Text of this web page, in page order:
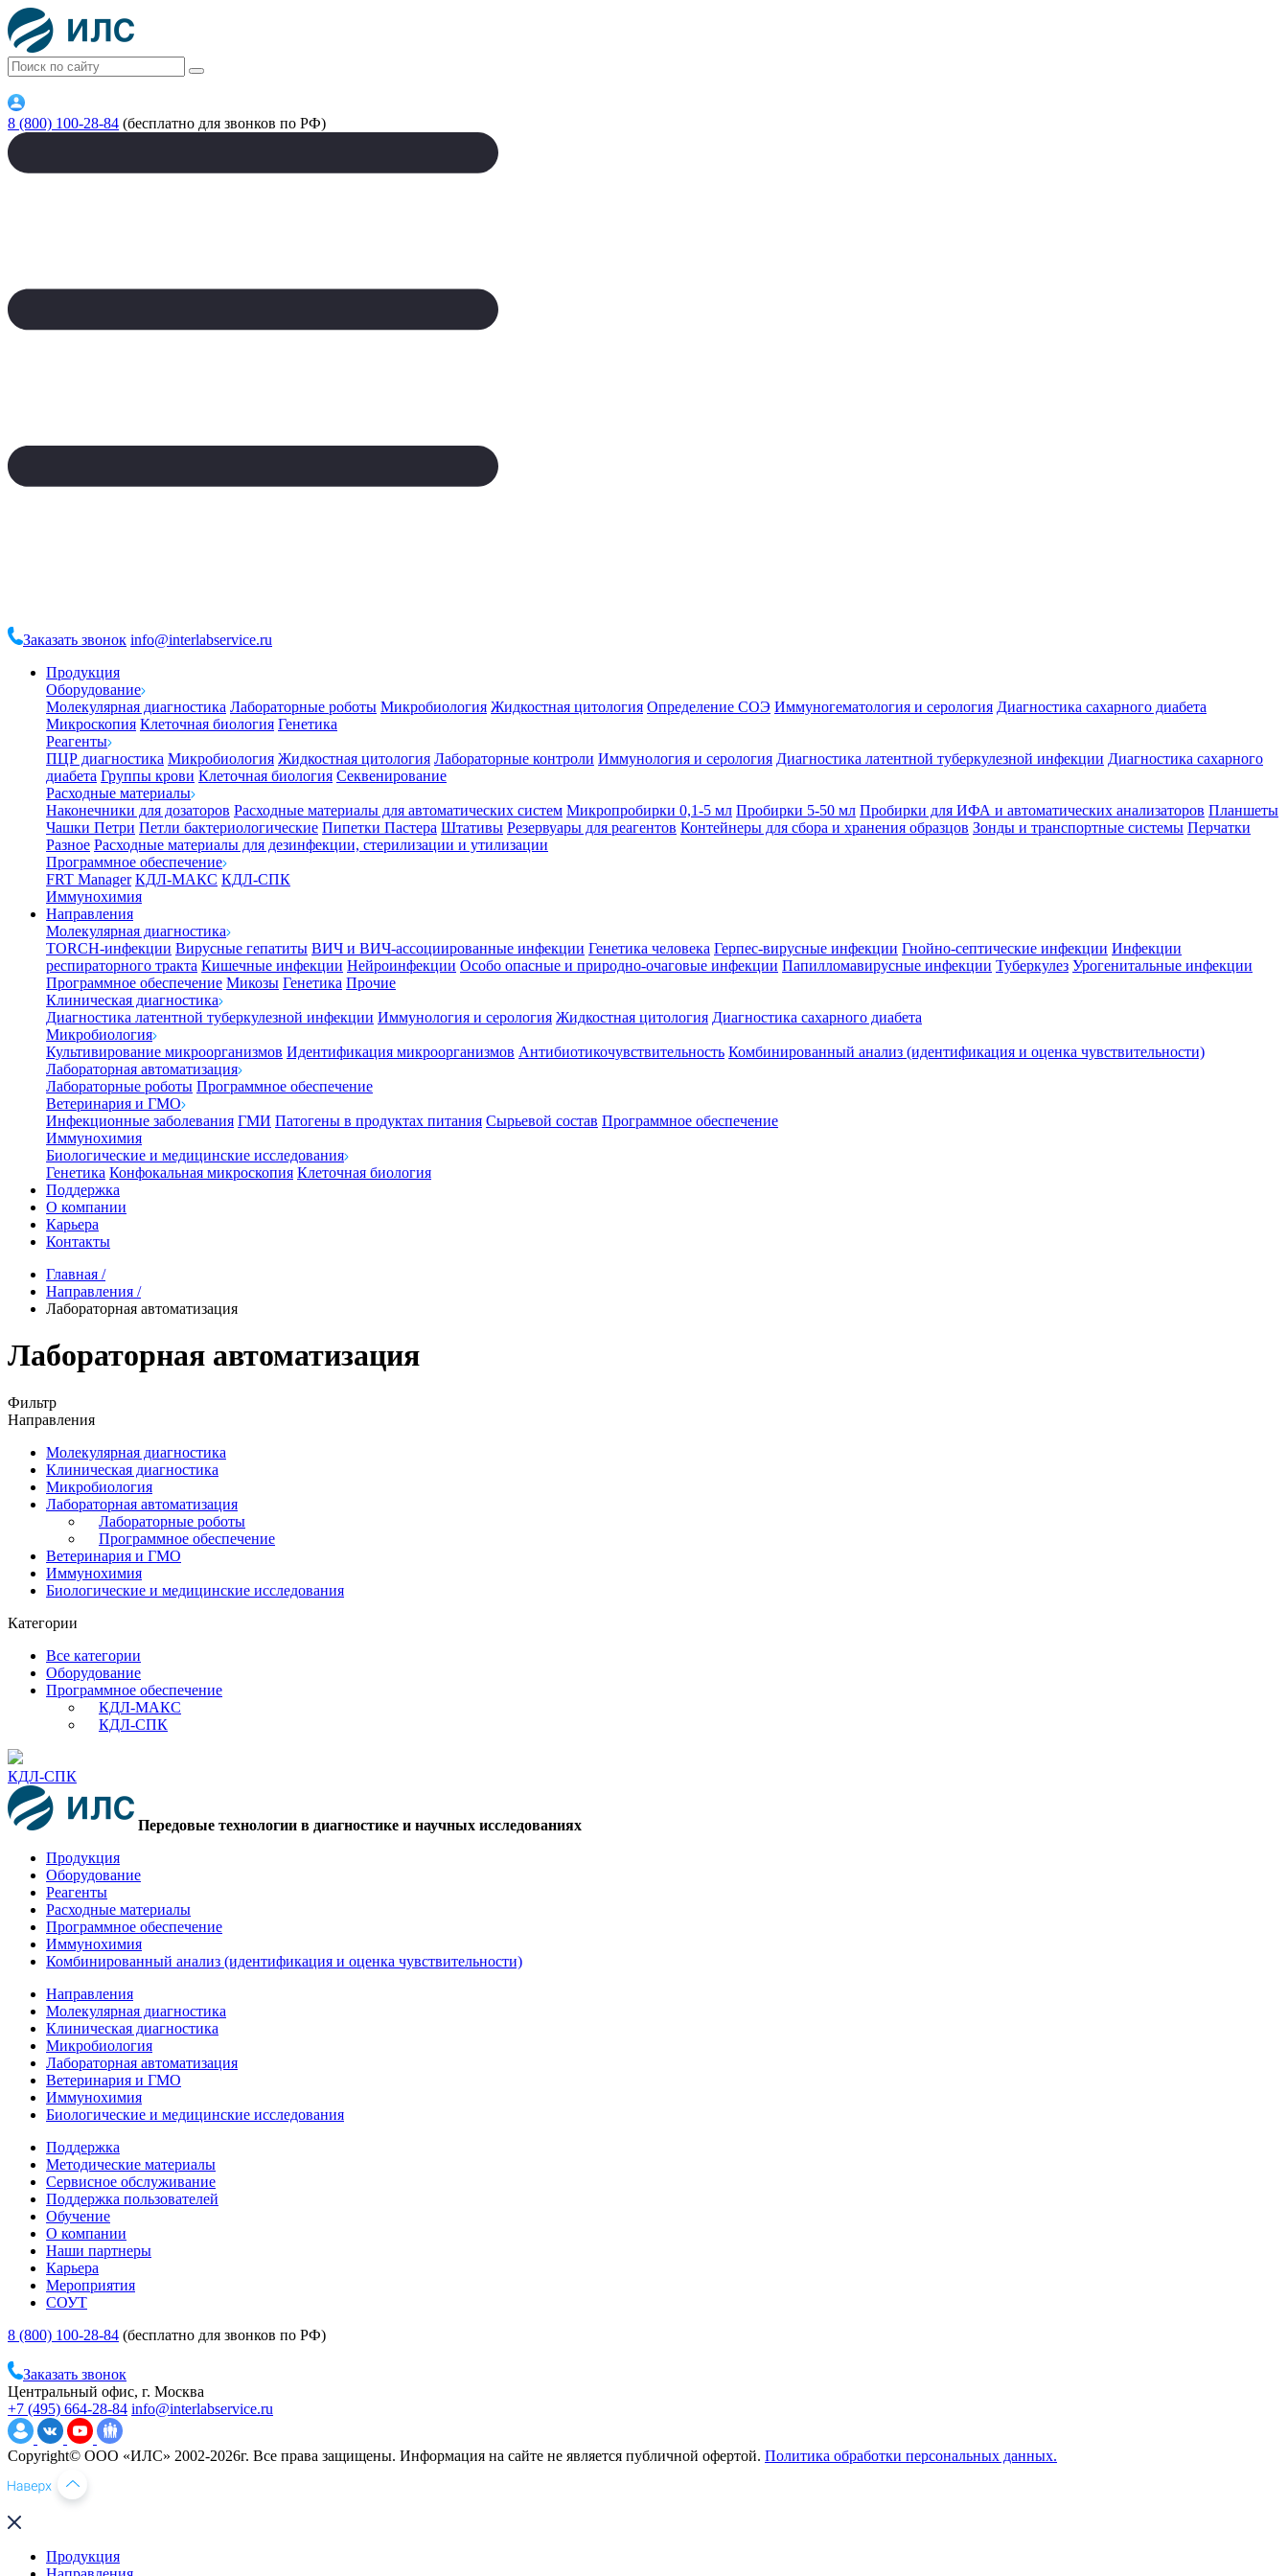
8 (800) 100-28-84 (бесплатно для звонков по РФ)
Заказать звонок info@interlabservice.ru
Продукция
Оборудование
Молекулярная диагностика Лабораторные роботы Микробиология Жидкостная цитология Определение СОЭ Иммуногематология и серология Диагностика сахарного диабета
Микроскопия Клеточная биология Генетика
Реагенты
ПЦР диагностика Микробиология Жидкостная цитология Лабораторные контроли Иммунология и серология Диагностика латентной туберкулезной инфекции Диагностика сахарного
диабета Группы крови Клеточная биология Секвенирование
Расходные материалы
Наконечники для дозаторов Расходные материалы для автоматических систем Микропробирки 0,1-5 мл Пробирки 5-50 мл Пробирки для ИФА и автоматических анализаторов Планшеты
Чашки Петри Петли бактериологические Пипетки Пастера Штативы Резервуары для реагентов Контейнеры для сбора и хранения образцов Зонды и транспортные системы Перчатки
Разное Расходные материалы для дезинфекции, стерилизации и утилизации
Программное обеспечение
FRT Manager КДЛ-МАКС КДЛ-СПК
Иммунохимия
Направления
Молекулярная диагностика
TORCH-инфекции Вирусные гепатиты ВИЧ и ВИЧ-ассоциированные инфекции Генетика человека Герпес-вирусные инфекции Гнойно-септические инфекции Инфекции
респираторного тракта Кишечные инфекции Нейроинфекции Особо опасные и природно-очаговые инфекции Папилломавирусные инфекции Туберкулез Урогенитальные инфекции
Программное обеспечение Микозы Генетика Прочие
Клиническая диагностика
Диагностика латентной туберкулезной инфекции Иммунология и серология Жидкостная цитология Диагностика сахарного диабета
Микробиология
Культивирование микроорганизмов Идентификация микроорганизмов Антибиотикочувствительность Комбинированный анализ (идентификация и оценка чувствительности)
Лабораторная автоматизация
Лабораторные роботы Программное обеспечение
Ветеринария и ГМО
Инфекционные заболевания ГМИ Патогены в продуктах питания Сырьевой состав Программное обеспечение
Иммунохимия
Биологические и медицинские исследования
Генетика Конфокальная микроскопия Клеточная биология
Поддержка
О компании
Карьера
Контакты
Главная /
Направления /
Лабораторная автоматизация
Лабораторная автоматизация
Фильтр
Направления
Молекулярная диагностика
Клиническая диагностика
Микробиология
Лабораторная автоматизация
Лабораторные роботы
Программное обеспечение
Ветеринария и ГМО
Иммунохимия
Биологические и медицинские исследования
Категории
Все категории
Оборудование
Программное обеспечение
КДЛ-МАКС
КДЛ-СПК
КДЛ-СПК
Передовые технологии в диагностике и научных исследованиях
Продукция
Оборудование
Реагенты
Расходные материалы
Программное обеспечение
Иммунохимия
Комбинированный анализ (идентификация и оценка чувствительности)
Направления
Молекулярная диагностика
Клиническая диагностика
Микробиология
Лабораторная автоматизация
Ветеринария и ГМО
Иммунохимия
Биологические и медицинские исследования
Поддержка
Методические материалы
Сервисное обслуживание
Поддержка пользователей
Обучение
О компании
Наши партнеры
Карьера
Мероприятия
СОУТ
8 (800) 100-28-84 (бесплатно для звонков по РФ)
Заказать звонок
Центральный офис, г. Москва
+7 (495) 664-28-84 info@interlabservice.ru
Copyright© ООО «ИЛС» 2002-2026г. Все права защищены. Информация на сайте не является публичной офертой. Политика обработки персональных данных.
Продукция